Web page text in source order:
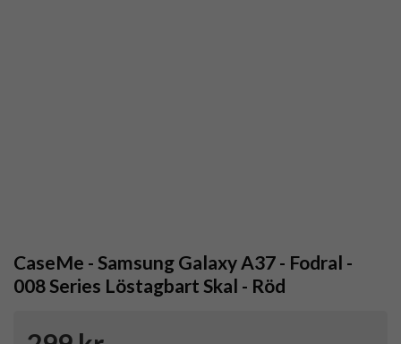
CaseMe - Samsung Galaxy A37 - Fodral -
008 Series Löstagbart Skal - Röd